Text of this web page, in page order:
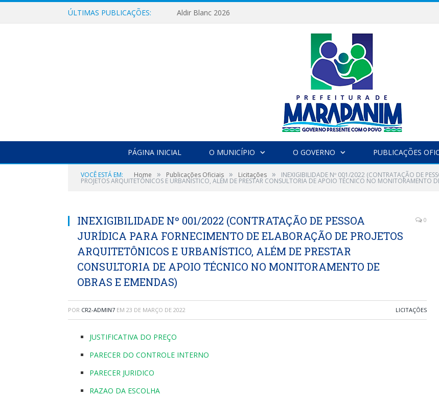
ÚLTIMAS PUBLICAÇÕES: Aldir Blanc 2026
PÁGINA INICIAL O MUNICÍPIO O GOVERNO PUBLICAÇÕES
VOCÊ ESTÁ EM: Home » Publicações Oficiais » Licitações » INEXIGIBILIDADE Nº 001/2022 (CONTRATAÇÃO DE
PROJETOS ARQUITETÔNICOS E URBANÍSTICO, ALÉM DE PRESTAR CONSULTORIA DE APOIO TÉCNICO NO MONITORAMENTO
INEXIGIBILIDADE Nº 001/2022 (CONTRATAÇÃO DE PESSOA
JURÍDICA PARA FORNECIMENTO DE ELABORAÇÃO DE PROJETOS
ARQUITETÔNICOS E URBANÍSTICO, ALÉM DE PRESTAR
CONSULTORIA DE APOIO TÉCNICO NO MONITORAMENTO DE
OBRAS E EMENDAS)
0
POR CR2-ADMIN7 EM 23 DE MARÇO DE 2022 LICITAÇÕES
JUSTIFICATIVA DO PREÇO
PARECER DO CONTROLE INTERNO
PARECER JURIDICO
RAZAO DA ESCOLHA